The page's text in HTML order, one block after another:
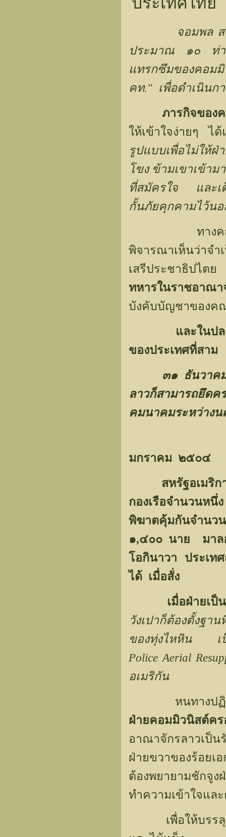
จอมพล
ประมาณ ๑๐ ท่า
แทรกซึมของคอม
คท." เพื่อดำเนินก
ภารกิจขอ
ให้เข้าใจง่ายๆ ไ
รูปแบบเพื่อไม่ให้ฝ่
โขง ข้ามเขาเข้า
ที่สมัครใจ และเต็
กั้นภัยคุกคามไว้น
ทางคณะกรร
พิจารณาเห็นว่าจำ
เสรีประชาธิปไต
ทหารในราชอาณ
บังคับบัญชาของค
และในป
ของประเทศที่สาม
๓๑ ธันวาคม ๒
ลาวก็สามารถยึด
คมนาคมระหว่างน
มกราคม ๒๕๐๔
สหรัฐอเมริ
กองเรือจำนวนห
พิฆาตคุ้มกันจำ
๑,๔๐๐ นาย มาล
โอกินาวา ประเท
ได้ เมื่อสั่ง
เมื่อฝ่ายเป็
วังเปาก็ต้องตั้ง
ของทุ่งไหหิน เป็
Police Aerial
อเมริกัน
หนทางปฏิบัติ
ฝ่ายคอมมิวนิสต์คร
อาณาจักรลาวเป็
ฝ่ายขวาของร้อย
ต้องพยายามชักจู
ทำความเข้าใจแล
เพื่อให้บรรลุ